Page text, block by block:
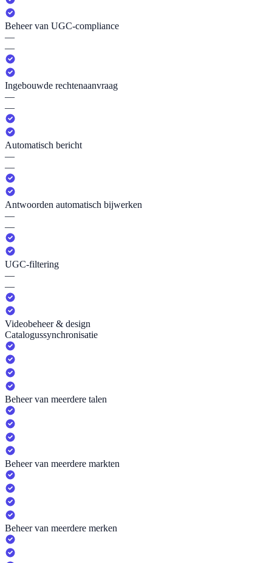
Beheer van UGC-compliance
—
—
Ingebouwde rechtenaanvraag
—
—
Automatisch bericht
—
—
Antwoorden automatisch bijwerken
—
—
UGC-filtering
—
—
Videobeheer & design
Catalogussynchronisatie
Beheer van meerdere talen
Beheer van meerdere markten
Beheer van meerdere merken